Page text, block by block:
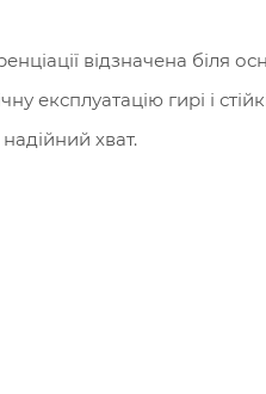
відзначена біля
експлуатацію гирі і
хват.